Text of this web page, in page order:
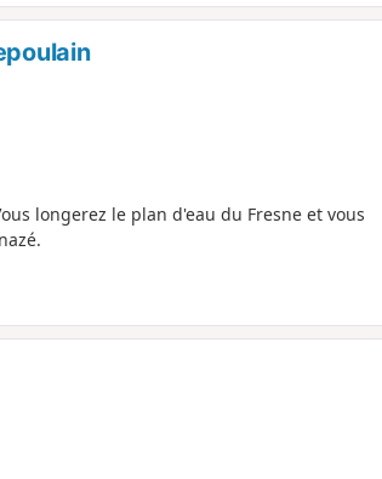
longerez le plan d'eau du Fresne et vous